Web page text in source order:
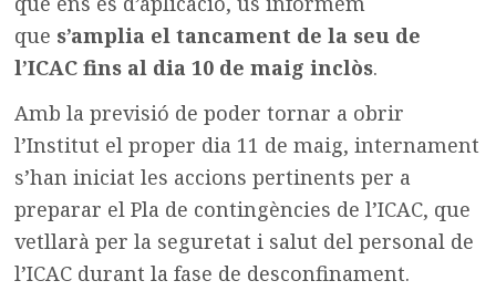
que s’amplia el tancament de la seu de
l’ICAC fins al dia 10 de maig inclòs.
Amb la previsió de poder tornar a obrir
l’Institut el proper dia 11 de maig, internament
s’han iniciat les accions pertinents per a
preparar el Pla de contingències de l’ICAC, que
vetllarà per la seguretat i salut del personal de
l’ICAC durant la fase de desconfinament.